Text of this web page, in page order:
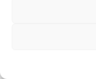
© 2019 Roel